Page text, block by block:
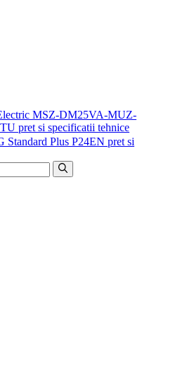
MSZ-DM25VA-MUZ-
pret si specificatii tehnice
Standard Plus P24EN pret si